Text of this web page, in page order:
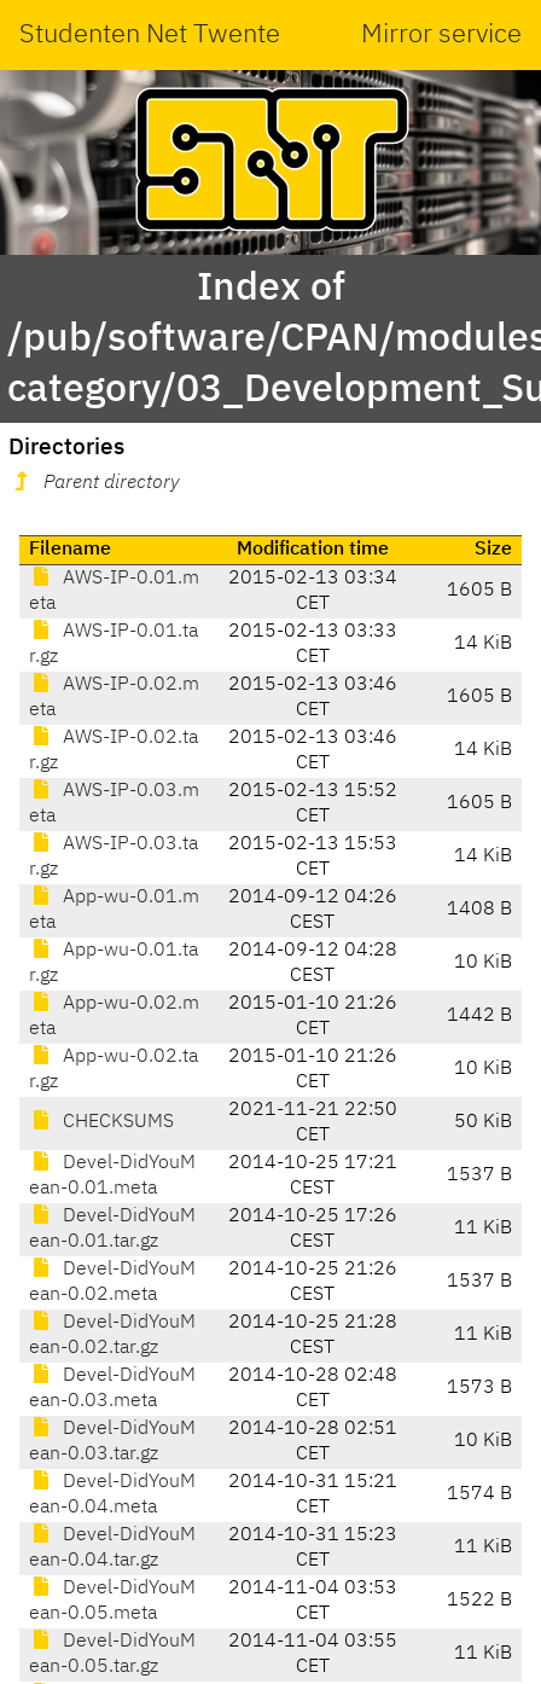
Studenten Net Twente Mirror service
Index of
/pub/software/CPAN/
category/
Directories
Parent directory
Filename Modification time
Size
AWS-IP-0.01.m
eta
2015-02-13 03:34
CET
1605 B
AWS-IP-0.01.ta
r.gz
2015-02-13 03:33
CET
14 KiB
AWS-IP-0.02.m
eta
2015-02-13 03:46
CET
1605 B
AWS-IP-0.02.ta
r.gz
2015-02-13 03:46
CET
14 KiB
AWS-IP-0.03.m
eta
2015-02-13 15:52
CET
1605 B
AWS-IP-0.03.ta
r.gz
2015-02-13 15:53
CET
14 KiB
App-wu-0.01.m
eta
2014-09-12 04:26
CEST
1408 B
App-wu-0.01.ta
r.gz
2014-09-12 04:28
CEST
10 KiB
App-wu-0.02.m
eta
2015-01-10 21:26
CET
1442 B
App-wu-0.02.ta
r.gz
2015-01-10 21:26
CET
10 KiB
CHECKSUMS
2021-11-21 22:50
CET
50 KiB
Devel-DidYouM
ean-0.01.meta
2014-10-25 17:21
CEST
1537 B
Devel-DidYouM
ean-0.01.tar.gz
2014-10-25 17:26
CEST
11 KiB
Devel-DidYouM
ean-0.02.meta
2014-10-25 21:26
CEST
1537 B
Devel-DidYouM
ean-0.02.tar.gz
2014-10-25 21:28
CEST
11 KiB
Devel-DidYouM
ean-0.03.meta
2014-10-28 02:48
CET
1573 B
Devel-DidYouM
ean-0.03.tar.gz
2014-10-28 02:51
CET
10 KiB
Devel-DidYouM
ean-0.04.meta
2014-10-31 15:21
CET
1574 B
Devel-DidYouM
ean-0.04.tar.gz
2014-10-31 15:23
CET
11 KiB
Devel-DidYouM
ean-0.05.meta
2014-11-04 03:53
CET
1522 B
Devel-DidYouM
ean-0.05.tar.gz
2014-11-04 03:55
CET
11 KiB